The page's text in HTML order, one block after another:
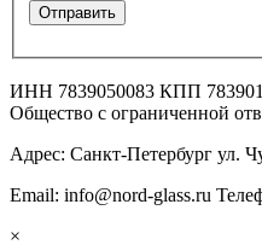
ИНН 7839050083 КПП
Общество с ограниченной
Адрес: Санкт-Петербург ул.
Email: info@nord-glass.ru
×